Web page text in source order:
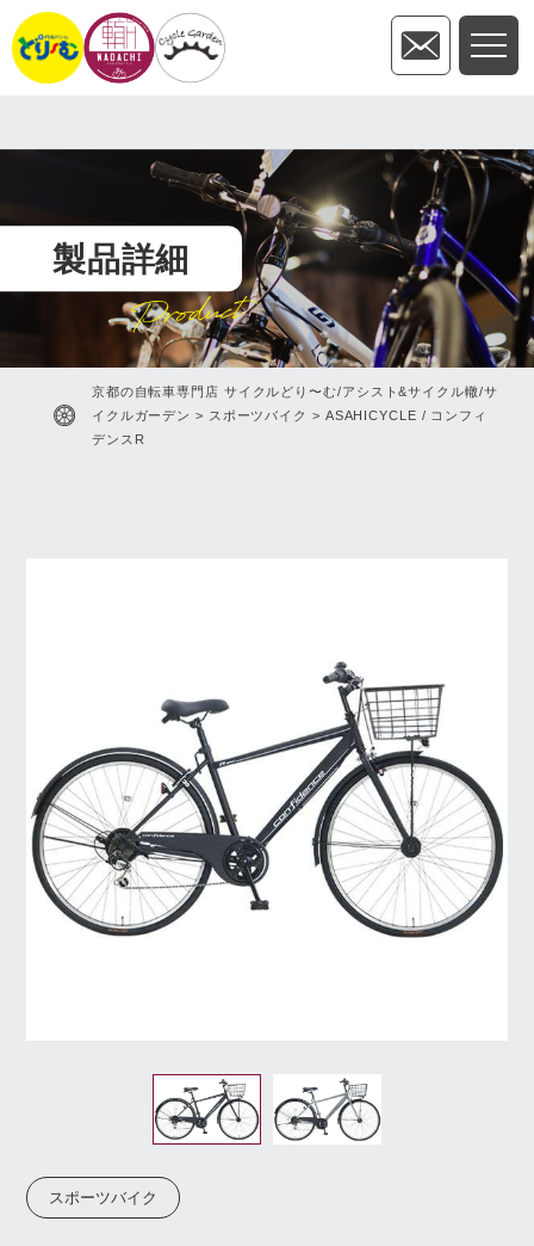
製品詳細
Product
京都の自転車専門店 サイクルどり〜む/アシスト&サイクル轍/サ
イクルガーデン > スポーツバイク > ASAHICYCLE / コンフィ
デンスR
スポーツバイク